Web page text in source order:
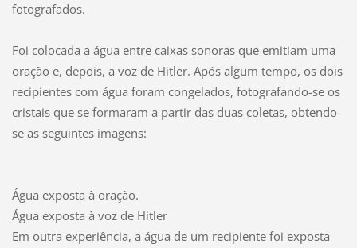
fotografados.
Foi colocada a água entre caixas sonoras que emitiam uma
oração e, depois, a voz de Hitler. Após algum tempo, os dois
recipientes com água foram congelados, fotografando-se os
cristais que se formaram a partir das duas coletas, obtendo-
se as seguintes imagens:
Água exposta à oração.
Água exposta à voz de Hitler
Em outra experiência, a água de um recipiente foi exposta